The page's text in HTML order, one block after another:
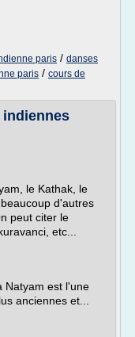
paris / danses
paris / cours de
indiennes
le Kathak, le
d'autres
peut citer le
etc...
Natyam est l'une
anciennes et...